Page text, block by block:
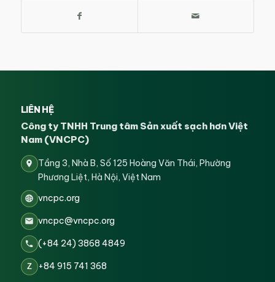
LIÊN HỆ
Công ty TNHH Trung tâm Sản xuất sạch hơn Việt
Nam (VNCPC)
Tầng 3, Nhà B, Số 125 Hoàng Văn Thái, Phường
Phương Liệt, Hà Nội, Việt Nam
vncpc.org
vncpc@vncpc.org
(+84 24) 3868 4849
Z +84 915 741 368